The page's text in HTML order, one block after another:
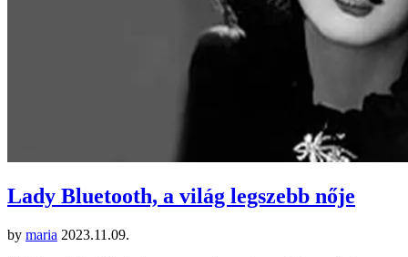
Lady Bluetooth, a világ legszebb nője
by maria 2023.11.09.